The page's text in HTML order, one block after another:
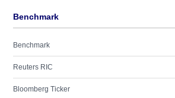
Benchmark
Benchmark
Reuters RIC
Bloomberg Ticker